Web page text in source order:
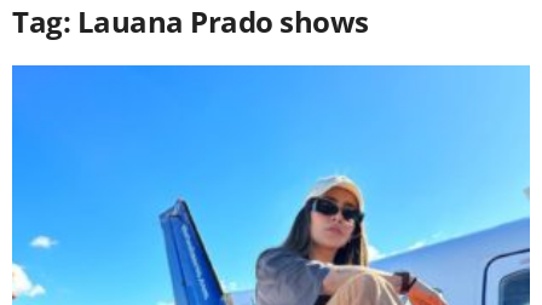
Tag: Lauana Prado shows